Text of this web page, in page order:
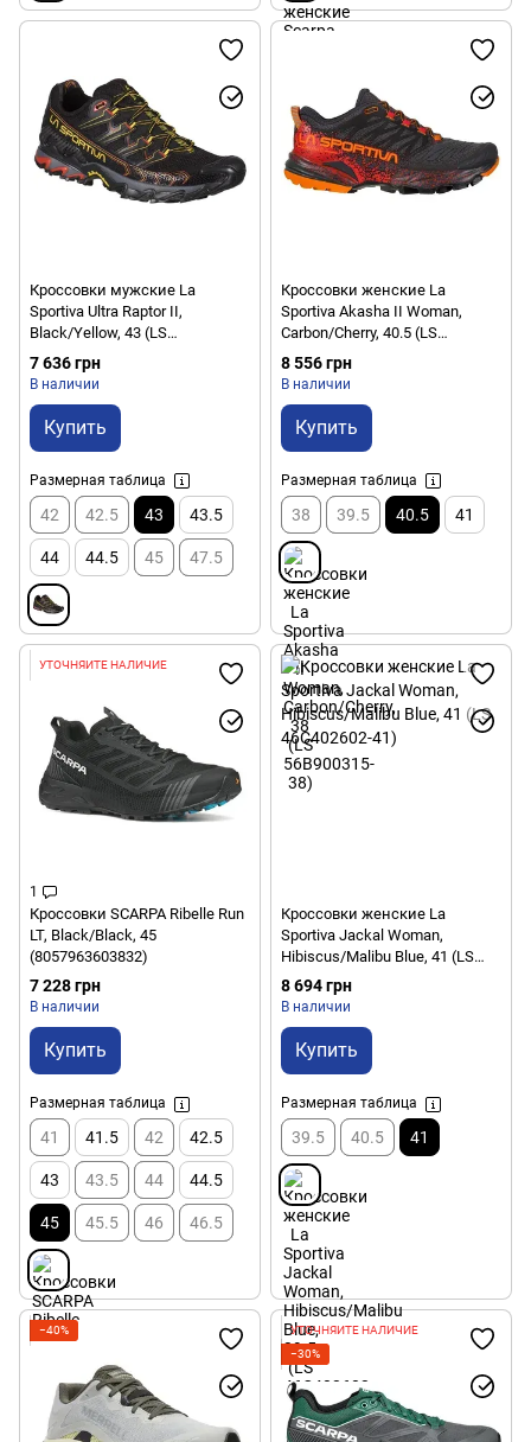
Кроссовки мужские La
Sportiva Ultra Raptor II,
Black/Yellow, 43 (LS
46M999100-43)
7 636 грн
В наличии
Купить
Размерная таблица
42 42.5 43 43.5
44 44.5 45 47.5
Кроссовки женские La
Sportiva Akasha II Woman,
Carbon/Cherry, 40.5 (LS
56B900315-40.5)
8 556 грн
В наличии
Купить
Размерная таблица
38 39.5 40.5 41
УТОЧНЯЙТЕ НАЛИЧИЕ
1
Кроссовки SCARPA Ribelle Run
LT, Black/Black, 45
(8057963603832)
7 228 грн
В наличии
Купить
Размерная таблица
41 41.5 42 42.5
43 43.5 44 44.5
45 45.5 46 46.5
Кроссовки женские La
Sportiva Jackal Woman,
Hibiscus/Malibu Blue, 41 (LS
46C402602-41)
8 694 грн
В наличии
Купить
Размерная таблица
39.5 40.5 41
−40%
УТОЧНЯЙТЕ НАЛИЧИЕ
−30%